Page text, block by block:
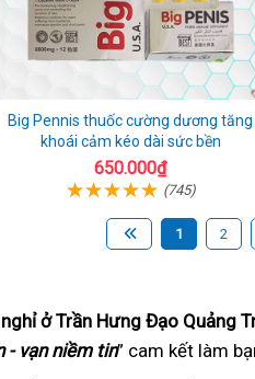
Big Pennis thuốc cường dương tăng
khoái cảm kéo dài sức bền
650.000₫
(745)
1 2
ở Trần Hưng Đạo Quảng
- vạn niềm tin” cam kết làm